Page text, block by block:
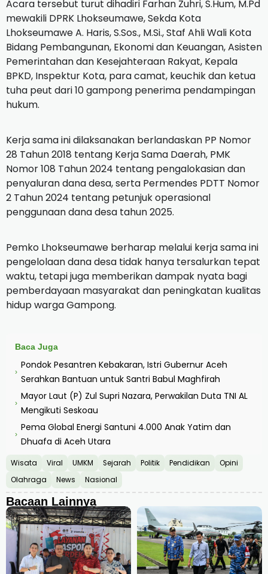
Acara tersebut turut dihadiri Farhan Zuhri, S.Hum, M.Pd
mewakili DPRK Lhokseumawe, Sekda Kota
Lhokseumawe A. Haris, S.Sos., M.Si., Staf Ahli Wali Kota
Bidang Pembangunan, Ekonomi dan Keuangan, Asisten
Pemerintahan dan Kesejahteraan Rakyat, Kepala
BPKD, Inspektur Kota, para camat, keuchik dan ketua
tuha peut dari 10 gampong penerima pendampingan
hukum.
Kerja sama ini dilaksanakan berlandaskan PP Nomor
28 Tahun 2018 tentang Kerja Sama Daerah, PMK
Nomor 108 Tahun 2024 tentang pengalokasian dan
penyaluran dana desa, serta Permendes PDTT Nomor
2 Tahun 2024 tentang petunjuk operasional
penggunaan dana desa tahun 2025.
Pemko Lhokseumawe berharap melalui kerja sama ini
pengelolaan dana desa tidak hanya tersalurkan tepat
waktu, tetapi juga memberikan dampak nyata bagi
pemberdayaan masyarakat dan peningkatan kualitas
hidup warga Gampong.
Baca Juga
›
Pondok Pesantren Kebakaran, Istri Gubernur Aceh
Serahkan Bantuan untuk Santri Babul Maghfirah
›
Mayor Laut (P) Zul Supri Nazara, Perwakilan Duta TNI AL
Mengikuti Seskoau
›
Pema Global Energi Santuni 4.000 Anak Yatim dan
Dhuafa di Aceh Utara
Wisata Viral UMKM Sejarah Politik Pendidikan
Opini
Olahraga
News Nasional
Bacaan Lainnya